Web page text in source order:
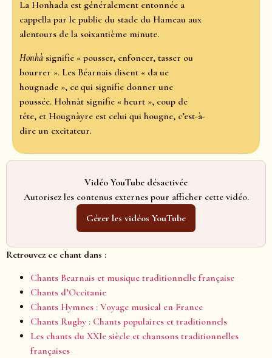
La Honhada est généralement entonnée a
cappella par le public du stade du Hameau aux
alentours de la soixantième minute.
Honhà signifie « pousser, enfoncer, tasser ou
bourrer ». Les Béarnais disent « da ue
hougnade », ce qui signifie donner une
poussée. Hohnàt signifie « heurt », coup de
tête, et Hougnàyre est celui qui hougne, c’est-à-
dire un excitateur.
Vidéo YouTube désactivée
Autorisez les contenus externes pour afficher cette vidéo.
Gérer les vidéos YouTube
Retrouvez ce chant dans :
Chants Bearnais et musique traditionnelle française
Chants d’Occitanie
Chants Hymnes : Voyage musical en France
Chants Rugby : Chants populaires et traditionnels
Les chants du XXIe siècle et chansons traditionnelles
françaises